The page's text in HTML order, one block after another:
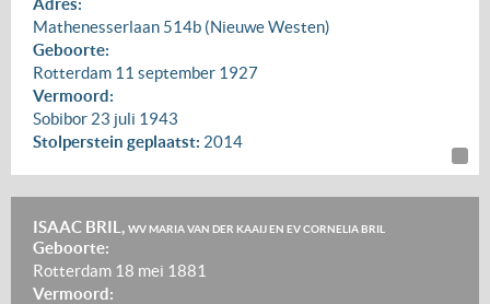
Mathenesserlaan 514b (Nieuwe Westen)
Geboorte:
Rotterdam 11 september 1927
Vermoord:
Sobibor 23 juli 1943
Stolperstein geplaatst: 2014
ISAAC BRIL, WV MARIA VAN DER KAAIJ EN EV CORNELIA BRIL
Geboorte:
Rotterdam 18 mei 1881
Vermoord: